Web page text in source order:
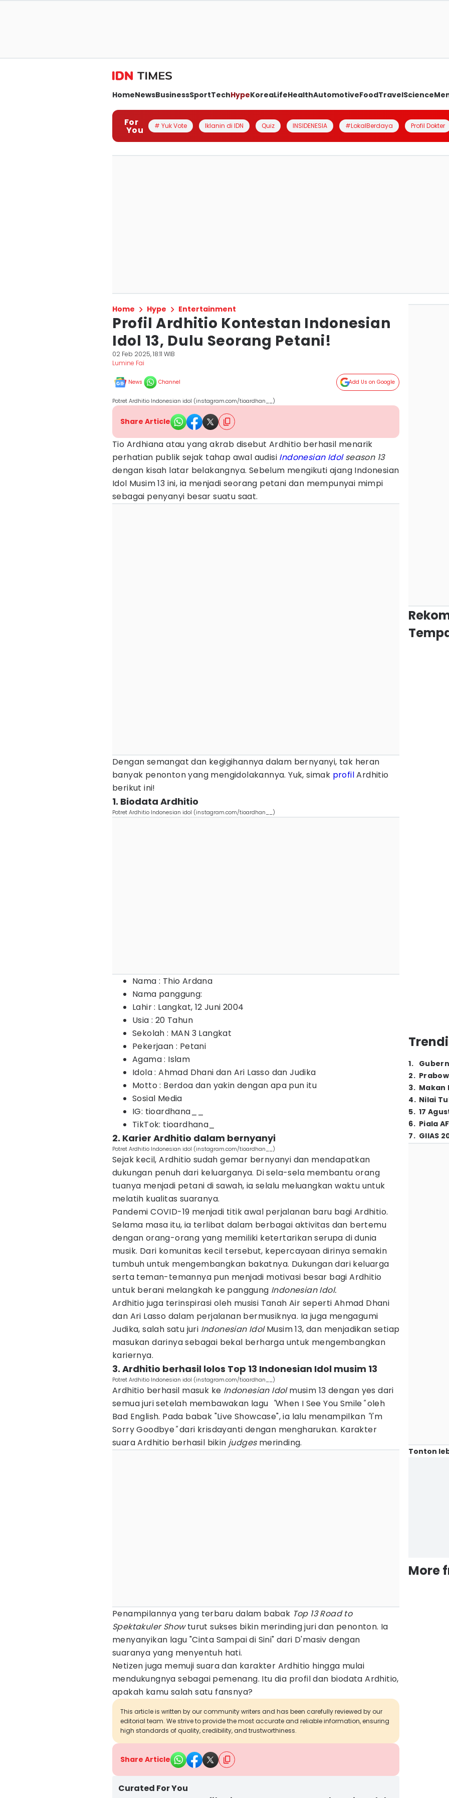
HomeNewsBusinessSportTechHypeKoreaLifeHealthAutomotiveFoodTravelScience
For
You # Yuk Vote Iklanin di IDN Quiz INSIDENESIA #LokalBerdaya Profil Dokter
Home Hype Entertainment
Profil Ardhitio Kontestan Indonesian
Idol 13, Dulu Seorang Petani!
02 Feb 2025, 18:11 WIB
Lumine Fai
News Channel Add Us on Google
Potret Ardhitio Indonesian idol (instagram.com/tioardhan__)
Share Article
Tio Ardhiana atau yang akrab disebut Ardhitio berhasil menarik
perhatian publik sejak tahap awal audisi Indonesian Idolseason 13
dengan kisah latar belakangnya. Sebelum mengikuti ajang Indonesian
Idol Musim 13 ini, ia menjadi seorang petani dan mempunyai mimpi
sebagai penyanyi besar suatu saat.
Dengan semangat dan kegigihannya dalam bernyanyi, tak heran
banyak penonton yang mengidolakannya. Yuk, simak profilArdhitio
berikut ini!
1. Biodata Ardhitio
Potret Ardhitio Indonesian idol (instagram.com/tioardhan__)
Nama : Thio Ardana
Nama panggung:
Lahir : Langkat, 12 Juni 2004
Usia : 20 Tahun
Sekolah : MAN 3 Langkat
Pekerjaan : Petani
Agama : Islam
Idola : Ahmad Dhani dan Ari Lasso dan Judika
Motto : Berdoa dan yakin dengan apa pun itu
Sosial Media
IG: tioardhana__
TikTok: tioardhana_
2. Karier Ardhitio dalam bernyanyi
Potret Ardhitio Indonesian idol (instagram.com/tioardhan__)
Sejak kecil, Ardhitio sudah gemar bernyanyi dan mendapatkan
dukungan penuh dari keluarganya. Di sela-sela membantu orang
tuanya menjadi petani di sawah, ia selalu meluangkan waktu untuk
melatih kualitas suaranya.
Pandemi COVID-19 menjadi titik awal perjalanan baru bagi Ardhitio.
Selama masa itu, ia terlibat dalam berbagai aktivitas dan bertemu
dengan orang-orang yang memiliki ketertarikan serupa di dunia
musik. Dari komunitas kecil tersebut, kepercayaan dirinya semakin
tumbuh untuk mengembangkan bakatnya. Dukungan dari keluarga
serta teman-temannya pun menjadi motivasi besar bagi Ardhitio
untuk berani melangkah ke panggung Indonesian Idol.
Ardhitio juga terinspirasi oleh musisi Tanah Air seperti Ahmad Dhani
dan Ari Lasso dalam perjalanan bermusiknya. Ia juga mengagumi
Judika, salah satu juri Indonesian IdolMusim 13, dan menjadikan setiap
masukan darinya sebagai bekal berharga untuk mengembangkan
kariernya.
3. Ardhitio berhasil lolos Top 13 Indonesian Idol musim 13
Potret Ardhitio Indonesian idol (instagram.com/tioardhan__)
Ardhitio berhasil masuk ke Indonesian Idolmusim 13 dengan yes dari
semua juri setelah membawakan lagu "When I See You Smile"oleh
Bad English. Pada babak "Live Showcase", ia lalu menampilkan "I'm
Sorry Goodbye"dari krisdayanti dengan mengharukan. Karakter
suara Ardhitio berhasil bikin judgesmerinding.
Penampilannya yang terbaru dalam babak Top 13 Road to
Spektakuler Showturut sukses bikin merinding juri dan penonton. Ia
menyanyikan lagu "Cinta Sampai di Sini" dari D'masiv dengan
suaranya yang menyentuh hati.
Netizen juga memuji suara dan karakter Ardhitio hingga mulai
mendukungnya sebagai pemenang. Itu dia profil dan biodata Ardhitio,
apakah kamu salah satu fansnya?
This article is written by our community writers and has been carefully reviewed by our
editorial team. We strive to provide the most accurate and reliable information, ensuring
high standards of quality, credibility, and trustworthiness.
Share Article
Curated For You
1.
2.
3. Makan
4. Nilai
5. 17
6. Piala
7. GIIAS
Tonton
More